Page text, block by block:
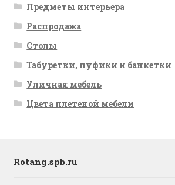
Предметы интерьера
Распродажа
Столы
Табуретки, пуфики и банкетки
Уличная мебель
Цвета плетеной мебели
Rotang.spb.ru